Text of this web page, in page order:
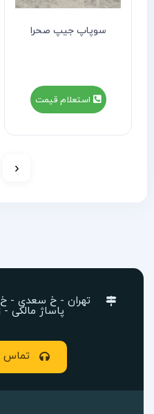
سوپاپ جیپ صحرا
استعلام قیمت
‹
تهران - خ سعدی - خ
پاساژ مالکی -
تماس